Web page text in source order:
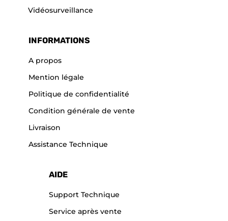
Vidéosurveillance
INFORMATIONS
A propos
Mention légale
Politique de confidentialité
Condition générale de vente
Livraison
Assistance Technique
AIDE
Support Technique
Service après vente